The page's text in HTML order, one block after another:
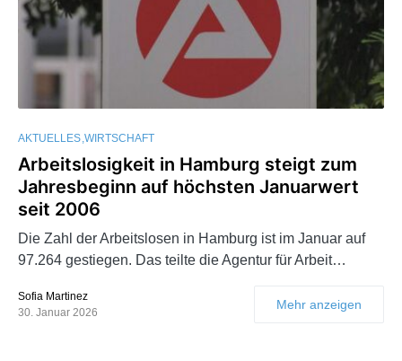
AKTUELLES WIRTSCHAFT
Arbeitslosigkeit in Hamburg steigt zum
Jahresbeginn auf höchsten Januarwert
seit 2006
Die Zahl der Arbeitslosen in Hamburg ist im Januar auf
97.264 gestiegen. Das teilte die Agentur für Arbeit…
Sofia Martinez
30. Januar 2026
Mehr anzeigen